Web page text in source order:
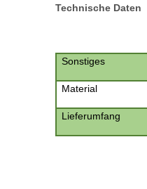
Technische Daten
Sonstiges
Material
Lieferumfang